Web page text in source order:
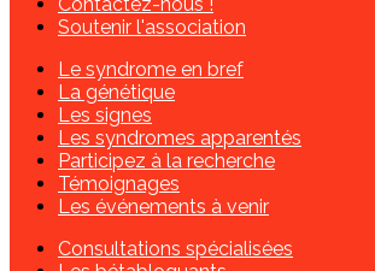
Soutenir l'association
Le syndrome en bref
La génétique
Les signes
Les syndromes apparentés
Participez à la recherche
Témoignages
Les événements à venir
Consultations spécialisées